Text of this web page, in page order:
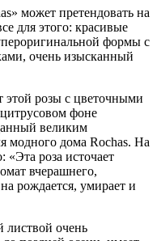
может претендовать на
для этого: красивые
формы с
очень изысканный
розы с цветочными
фоне
великим
дома Rochas. На
«Эта роза источает
вчерашнего,
рождается, умирает и
листвой очень